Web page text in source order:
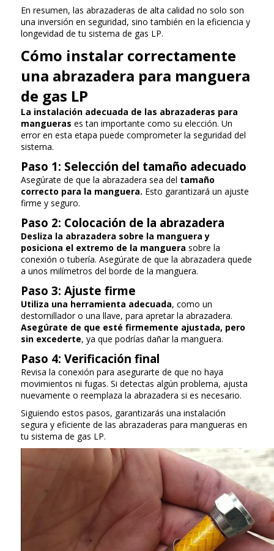
En resumen, las abrazaderas de alta calidad no solo son
una inversión en seguridad, sino también en la eficiencia y
longevidad de tu sistema de gas LP.
Cómo instalar correctamente
una abrazadera para manguera
de gas LP
La instalación adecuada de las abrazaderas para
mangueras es tan importante como su elección. Un
error en esta etapa puede comprometer la seguridad del
sistema.
Paso 1: Selección del tamaño adecuado
Asegúrate de que la abrazadera sea del tamaño
correcto para la manguera. Esto garantizará un ajuste
firme y seguro.
Paso 2: Colocación de la abrazadera
Desliza la abrazadera sobre la manguera y
posiciona el extremo de la manguera sobre la
conexión o tubería. Asegúrate de que la abrazadera quede
a unos milímetros del borde de la manguera.
Paso 3: Ajuste firme
Utiliza una herramienta adecuada, como un
destornillador o una llave, para apretar la abrazadera.
Asegúrate de que esté firmemente ajustada, pero
sin excederte, ya que podrías dañar la manguera.
Paso 4: Verificación final
Revisa la conexión para asegurarte de que no haya
movimientos ni fugas. Si detectas algún problema, ajusta
nuevamente o reemplaza la abrazadera si es necesario.
Siguiendo estos pasos, garantizarás una instalación
segura y eficiente de las abrazaderas para mangueras en
tu sistema de gas LP.